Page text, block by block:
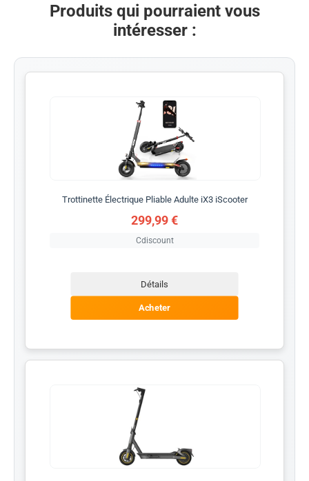
Produits qui pourraient vous
intéresser :
Trottinette Électrique Pliable Adulte iX3 iScooter
299,99 €
Cdiscount
Détails
Acheter